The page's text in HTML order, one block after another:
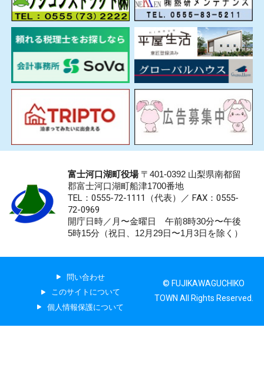
富士河口湖町役場〒401-0392 山梨県南都留
郡富士河口湖町船津1700番地
TEL：0555-72-1111 （代表）／ FAX：0555-
72-0969
開庁日時／月〜金曜日 午前8時30分〜午後
5時15分（祝日、12月29日〜1月3日を除く）
問い合わせ
このサイトについて
個人情報保護について
© FUJIKAWAGUCHIKO
TOWN All Rights Reserved.